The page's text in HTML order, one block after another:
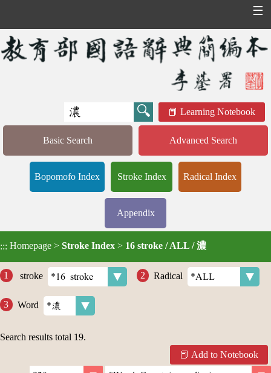
☰
Learning Notebook
Basic Search Advanced Search
Bopomofo Index Stroke Index Radical Index
Appendix
::: Homepage > Stroke Index > 16 stroke / ALL / 濃
stroke Radical
Word
Search results total 19.
Add to Notebook